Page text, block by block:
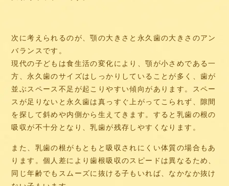
次に考えられるのが、顎の大きさと永久歯の大きさのアン
バランスです。
現代の子どもは食生活の変化により、顎が小さめである一
方、永久歯のサイズはしっかりしていることが多く、歯が
並ぶスペース不足が起こりやすい傾向があります。スペー
スが足りないと永久歯は真っすぐ上がってこられず、隙間
を探して斜めや内側から生えてきます。すると乳歯の根の
吸収が不十分となり、乳歯が残存しやすくなります。
また、乳歯の根がもともと吸収されにくい体質の場合もあ
ります。個人差により歯根吸収のスピードは異なるため、
同じ年齢でもスムーズに抜ける子もいれば、なかなか抜け